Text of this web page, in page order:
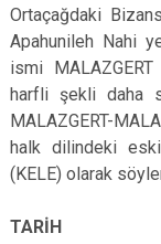
Ortaçağdaki
Apahunileh Nahi
ismi
harfli şekli daha
MALAZGERT-
halk dilindeki
(KELE) olarak
TARİH